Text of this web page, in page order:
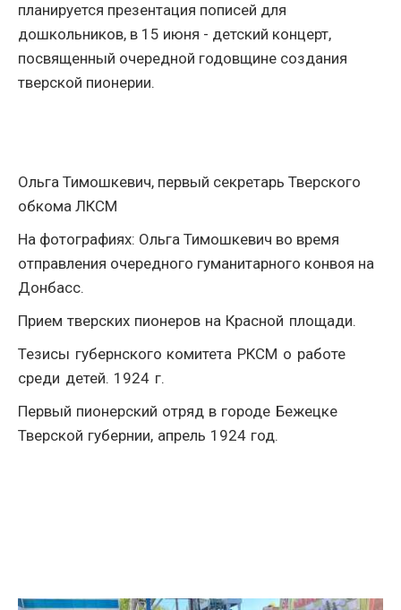
планируется презентация пописей для
дошкольников, в 15 июня - детский концерт,
посвященный очередной годовщине создания
тверской пионерии.
Ольга Тимошкевич, первый секретарь Тверского
обкома ЛКСМ
На фотографиях: Ольга Тимошкевич во время
отправления очередного гуманитарного конвоя на
Донбасс.
Прием тверских пионеров на Красной площади.
Тезисы губернского комитета РКСМ о работе
среди детей. 1924 г.
Первый пионерский отряд в городе Бежецке
Тверской губернии, апрель 1924 год.